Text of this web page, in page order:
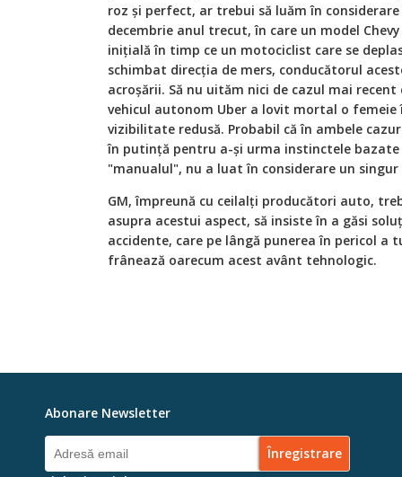
roz și perfect, ar trebui să luăm în
decembrie anul trecut, în care un model
inițială în timp ce un motociclist care se
schimbat direcția de mers, conducătorul
acroșării. Să nu uităm nici de cazul mai
vehicul autonom Uber a lovit mortal o femeie
vizibilitate redusă. Probabil că în ambele
în putință pentru a-și urma instinctele
"manualul", nu a luat în considerare un
GM, împreună cu ceilalți producători auto,
asupra acestui aspect, să insiste în a găsi
accidente, care pe lângă punerea în pericol
frânează oarecum acest avânt tehnologic.
Abonare Newsletter